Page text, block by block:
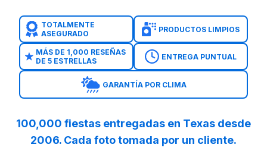
Todo en un
Lo Más
Brincolín
Combo
Combo
Curso de
Desafío de
TOTALMENTE
ASEGURADO
PRODUCTOS LIMPIOS
MÁS DE 1,000 RESEÑAS
DE 5 ESTRELLAS
ENTREGA PUNTUAL
GARANTÍA POR CLIMA
100,000 fiestas entregadas en Texas desde
2006. Cada foto tomada por un cliente.